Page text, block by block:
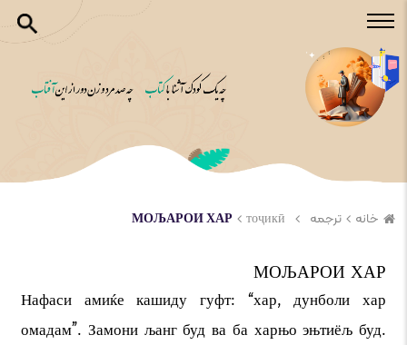
خانه ترجمه тоҷикӣ
МОЉАРОИ ХАР
МОЉАРОИ ХАР
Нафаси амиќе кашиду гуфт: “хар, дунболи хар
омадам”. Замони љанг буд ва ба харњо эњтиёљ буд.